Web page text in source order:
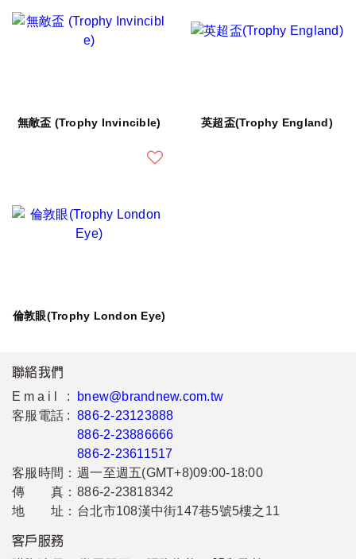
無敵盃 (Trophy Invincible) 英超盃(Trophy England)
倫敦眼(Trophy London Eye)
聯絡我們
Email :
bnew@brandnew.com.tw
客服電話 : 886-2-23123888
886-2-23886666
886-2-23611517
客服時間： 週一至週五(GMT+8)09:00-18:00
傳 真： 886-2-23818342
地 址： 台北市108漢中街147巷5號5樓之11
客戶服務